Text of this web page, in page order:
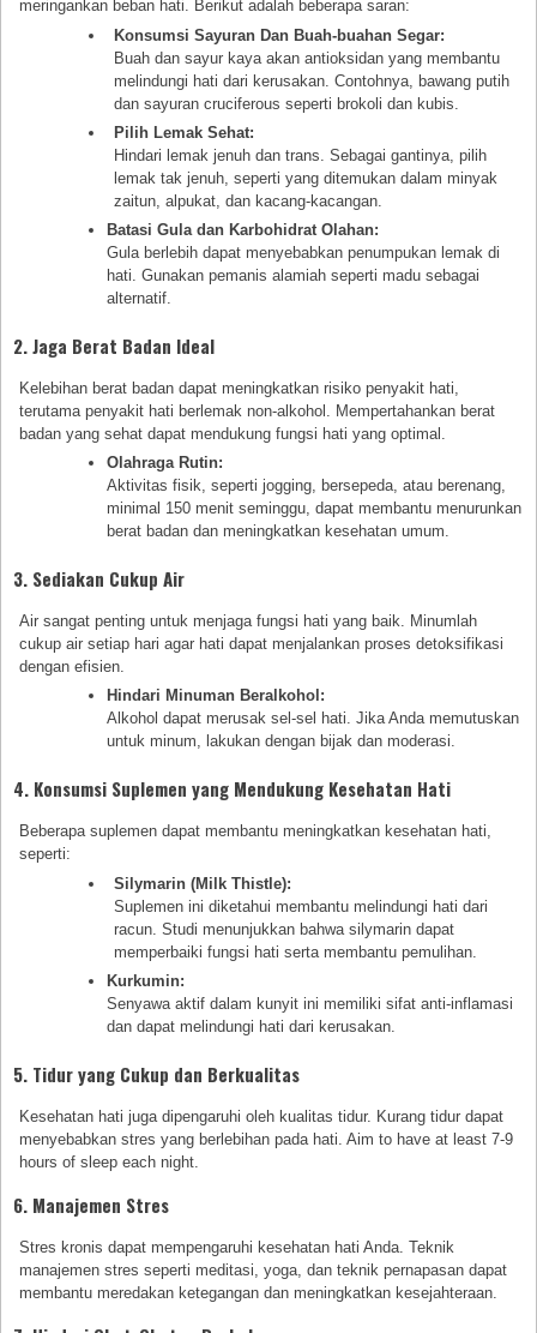
meringankan beban hati. Berikut adalah beberapa saran:
Konsumsi Sayuran Dan Buah-buahan Segar:
Buah dan sayur kaya akan antioksidan yang membantu
melindungi hati dari kerusakan. Contohnya, bawang putih
dan sayuran cruciferous seperti brokoli dan kubis.
Pilih Lemak Sehat:
Hindari lemak jenuh dan trans. Sebagai gantinya, pilih
lemak tak jenuh, seperti yang ditemukan dalam minyak
zaitun, alpukat, dan kacang-kacangan.
Batasi Gula dan Karbohidrat Olahan:
Gula berlebih dapat menyebabkan penumpukan lemak di
hati. Gunakan pemanis alamiah seperti madu sebagai
alternatif.
2. Jaga Berat Badan Ideal
Kelebihan berat badan dapat meningkatkan risiko penyakit hati,
terutama penyakit hati berlemak non-alkohol. Mempertahankan berat
badan yang sehat dapat mendukung fungsi hati yang optimal.
Olahraga Rutin:
Aktivitas fisik, seperti jogging, bersepeda, atau berenang,
minimal 150 menit seminggu, dapat membantu menurunkan
berat badan dan meningkatkan kesehatan umum.
3. Sediakan Cukup Air
Air sangat penting untuk menjaga fungsi hati yang baik. Minumlah
cukup air setiap hari agar hati dapat menjalankan proses detoksifikasi
dengan efisien.
Hindari Minuman Beralkohol:
Alkohol dapat merusak sel-sel hati. Jika Anda memutuskan
untuk minum, lakukan dengan bijak dan moderasi.
4. Konsumsi Suplemen yang Mendukung Kesehatan Hati
Beberapa suplemen dapat membantu meningkatkan kesehatan hati,
seperti:
Silymarin (Milk Thistle):
Suplemen ini diketahui membantu melindungi hati dari
racun. Studi menunjukkan bahwa silymarin dapat
memperbaiki fungsi hati serta membantu pemulihan.
Kurkumin:
Senyawa aktif dalam kunyit ini memiliki sifat anti-inflamasi
dan dapat melindungi hati dari kerusakan.
5. Tidur yang Cukup dan Berkualitas
Kesehatan hati juga dipengaruhi oleh kualitas tidur. Kurang tidur dapat
menyebabkan stres yang berlebihan pada hati. Aim to have at least 7-9
hours of sleep each night.
6. Manajemen Stres
Stres kronis dapat mempengaruhi kesehatan hati Anda. Teknik
manajemen stres seperti meditasi, yoga, dan teknik pernapasan dapat
membantu meredakan ketegangan dan meningkatkan kesejahteraan.